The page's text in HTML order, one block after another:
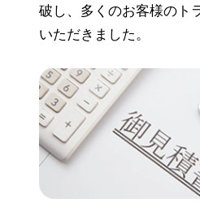
破し、多くのお客様のト
いただきました。